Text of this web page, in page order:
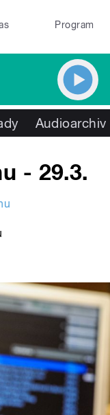
Program
Audioarchiv
- 29.3.